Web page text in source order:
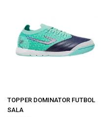
TOPPER DOMINATOR FUTBOL
SALA